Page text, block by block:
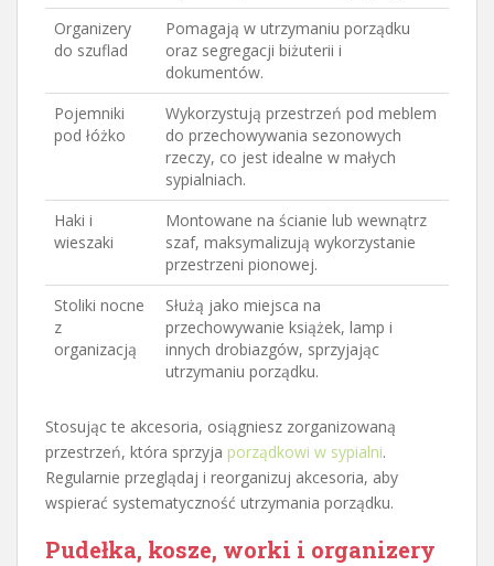
Organizery
do szuflad
Pomagają w utrzymaniu porządku
oraz segregacji biżuterii i
dokumentów.
Pojemniki
pod łóżko
Wykorzystują przestrzeń pod meblem
do przechowywania sezonowych
rzeczy, co jest idealne w małych
sypialniach.
Haki i
wieszaki
Montowane na ścianie lub wewnątrz
szaf, maksymalizują wykorzystanie
przestrzeni pionowej.
Stoliki nocne
z
organizacją
Służą jako miejsca na
przechowywanie książek, lamp i
innych drobiazgów, sprzyjając
utrzymaniu porządku.
Stosując te akcesoria, osiągniesz zorganizowaną
przestrzeń, która sprzyja porządkowi w sypialni.
Regularnie przeglądaj i reorganizuj akcesoria, aby
wspierać systematyczność utrzymania porządku.
Pudełka, kosze, worki i organizery